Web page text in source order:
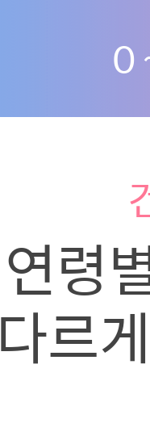
0
연령
다르